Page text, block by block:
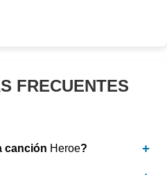
FRECUENTES
canción Heroe?